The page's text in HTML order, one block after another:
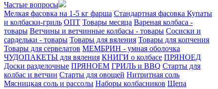
Частые вопросы
Мелкая фасовка на 1-5 кг фарша Стандартная фасовка Купаты
и колбаски-гриль ОПТ Товары месяца Вареная колбаса -
товары Ветчины и ветчинные колбасы - товары Сосиски и
сардельки - товары Товары для вяления Товары для копчения
Товары для сервелатов МЕМБРИН - умная оболочка
ЧУДОПАКЕТЫ для вяления КНИГИ о колбасе ПРЯНОЕД
Доски разделочные ПРЯНОЕМ ГРИЛЬ и BBQ Старты для
колбас и ветчин Старты для овощей Нитритная соль
Мясницкая соль и рассолы Наборы колбасников Щепа